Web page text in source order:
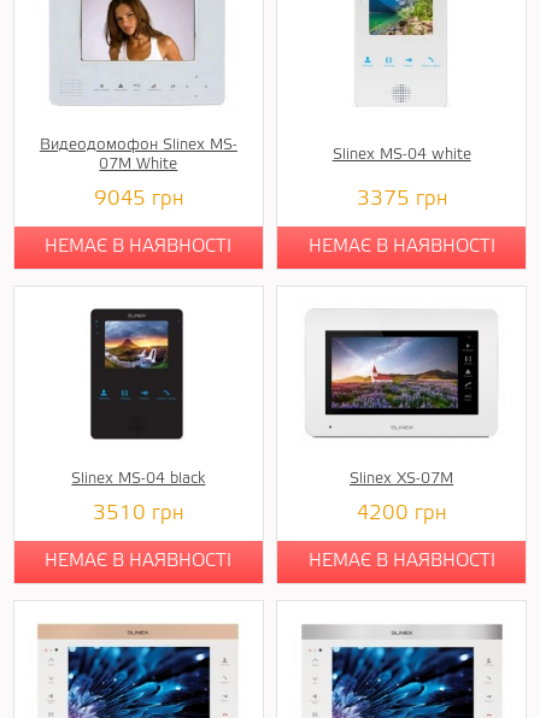
Видеодомофон Slinex MS-
07M White
9045 грн
НЕМАЄ В НАЯВНОСТІ
Slinex MS-04 white
3375 грн
НЕМАЄ В НАЯВНОСТІ
Slinex MS-04 black
3510 грн
НЕМАЄ В НАЯВНОСТІ
Slinex XS-07M
4200 грн
НЕМАЄ В НАЯВНОСТІ